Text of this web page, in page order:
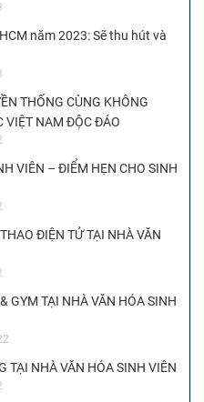
năm 2023: Sẽ thu hút và
THỐNG CÙNG KHÔNG
VIỆT NAM ĐỘC ĐÁO
VIÊN – ĐIỂM HẸN CHO SINH
ĐIỆN TỬ TẠI NHÀ VĂN
GYM TẠI NHÀ VĂN HÓA SINH
TẠI NHÀ VĂN HÓA SINH VIÊN